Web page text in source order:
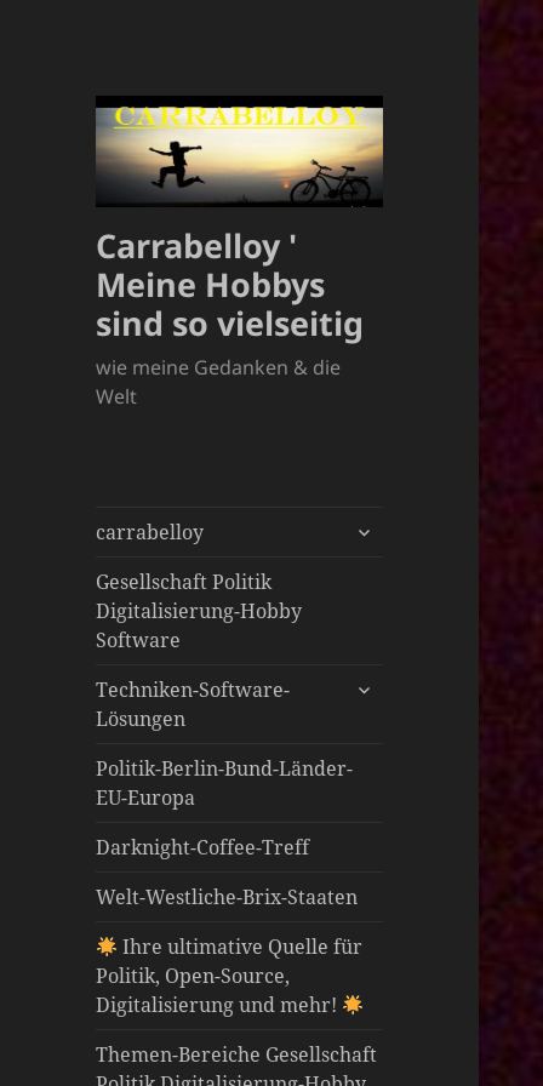
Carrabelloy '
Meine Hobbys
sind so vielseitig
wie meine Gedanken & die
Welt
carrabelloy
untermenü
Gesellschaft Politik
Digitalisierung-Hobby
Software
Techniken-Software-
Lösungen
untermenü
Politik-Berlin-Bund-Länder-
EU-Europa
Darknight-Coffee-Treff
Welt-Westliche-Brix-Staaten
Ihre ultimative Quelle für
Politik, Open-Source,
Digitalisierung und mehr!
Themen-Bereiche Gesellschaft